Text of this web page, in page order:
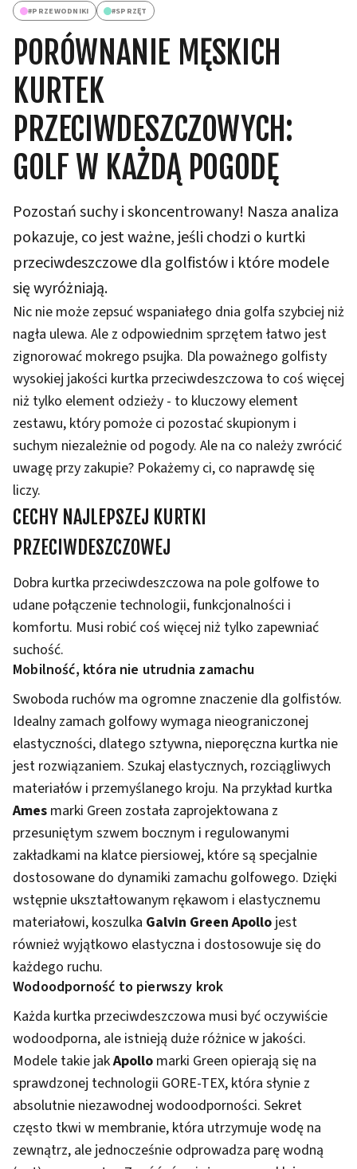
#PRZEWODNIKI #SPRZĘT
PORÓWNANIE MĘSKICH
KURTEK
PRZECIWDESZCZOWYCH:
GOLF W KAŻDĄ POGODĘ
Pozostań suchy i skoncentrowany! Nasza analiza
pokazuje, co jest ważne, jeśli chodzi o kurtki
przeciwdeszczowe dla golfistów i które modele
się wyróżniają.
Nic nie może zepsuć wspaniałego dnia golfa szybciej niż
nagła ulewa. Ale z odpowiednim sprzętem łatwo jest
zignorować mokrego psujka. Dla poważnego golfisty
wysokiej jakości kurtka przeciwdeszczowa to coś więcej
niż tylko element odzieży - to kluczowy element
zestawu, który pomoże ci pozostać skupionym i
suchym niezależnie od pogody. Ale na co należy zwrócić
uwagę przy zakupie? Pokażemy ci, co naprawdę się
liczy.
CECHY NAJLEPSZEJ KURTKI
PRZECIWDESZCZOWEJ
Dobra kurtka przeciwdeszczowa na pole golfowe to
udane połączenie technologii, funkcjonalności i
komfortu. Musi robić coś więcej niż tylko zapewniać
suchość.
Mobilność, która nie utrudnia zamachu
Swoboda ruchów ma ogromne znaczenie dla golfistów.
Idealny zamach golfowy wymaga nieograniczonej
elastyczności, dlatego sztywna, nieporęczna kurtka nie
jest rozwiązaniem. Szukaj elastycznych, rozciągliwych
materiałów i przemyślanego kroju. Na przykład kurtka
Ames marki Green została zaprojektowana z
przesuniętym szwem bocznym i regulowanymi
zakładkami na klatce piersiowej, które są specjalnie
dostosowane do dynamiki zamachu golfowego. Dzięki
wstępnie ukształtowanym rękawom i elastycznemu
materiałowi, koszulka Galvin Green Apollo jest
również wyjątkowo elastyczna i dostosowuje się do
każdego ruchu.
Wodoodporność to pierwszy krok
Każda kurtka przeciwdeszczowa musi być oczywiście
wodoodporna, ale istnieją duże różnice w jakości.
Modele takie jakApollo marki Green opierają się na
sprawdzonej technologii GORE-TEX, która słynie z
absolutnie niezawodnej wodoodporności. Sekret
często tkwi w membranie, która utrzymuje wodę na
zewnątrz, ale jednocześnie odprowadza parę wodną